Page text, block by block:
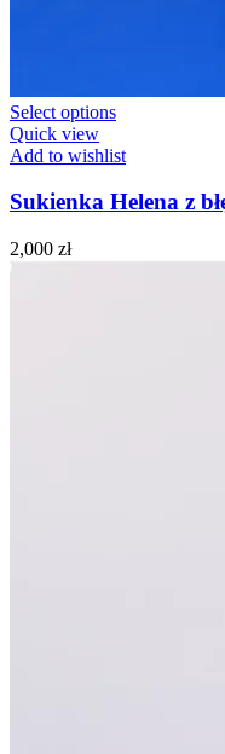
Select options
Quick view
Add to wishlist
Sukienka Helena z
2,000 zł